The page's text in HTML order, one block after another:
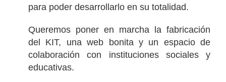
para poder desarrollarlo en su totalidad.
Queremos poner en marcha la fabricación
del KIT, una web bonita y un espacio de
colaboración con instituciones sociales y
educativas.